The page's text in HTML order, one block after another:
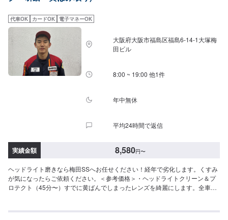
代車OK カードOK 電子マネーOK
大阪府大阪市福島区福島6-14-1大塚梅
田ビル
8:00 ~ 19:00 他1件
年中無休
平均24時間で返信
実績金額 8,580円〜
ヘッドライト磨きなら梅田SSへお任せください！経年で劣化します。くすみ
が気になったらご依頼ください。＜参考価格＞・ヘッドライトクリーン＆プ
ロテクト（45分〜）すでに黄ばんでしまったレンズを綺麗にします。全車種